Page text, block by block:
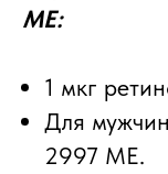
МЕ:
1 мкг
Для
2997 МЕ.